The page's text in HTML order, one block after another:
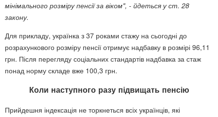
мінімального розміру пенсії за віком", - йдеться у ст. 28
закону.
Для прикладу, українка з 37 роками стажу на сьогодні до
розрахункового розміру пенсії отримує надбавку в розмірі 96,11
грн. Після перегляду соціальних стандартів надбавка за стаж
понад норму складе вже 100,3 грн.
Коли наступного разу підвищать пенсію
Прийдешня індексація не торкнеться всіх українців, які